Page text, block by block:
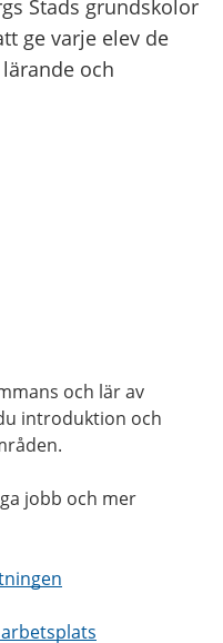
Stads grundskolor
ge varje elev de
och
och lär av
introduktion och
jobb och mer